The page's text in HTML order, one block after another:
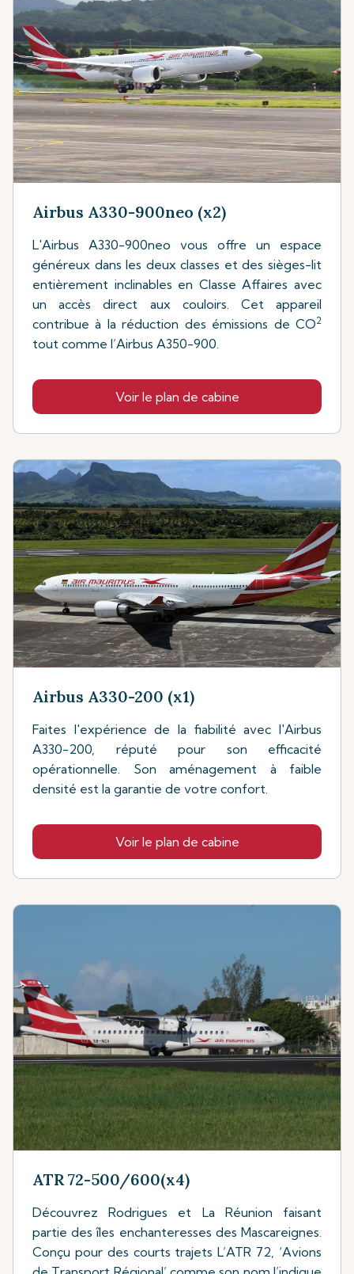
Airbus A330-900neo (x2)
L'Airbus A330-900neo vous offre un espace
généreux dans les deux classes et des sièges-lit
entièrement inclinables en Classe Affaires avec
un accès direct aux couloirs. Cet appareil
contribue à la réduction des émissions de CO2
tout comme l’Airbus A350-900.
Voir le plan de cabine
Airbus A330-200 (x1)
Faites l'expérience de la fiabilité avec l'Airbus
A330-200, réputé pour son efficacité
opérationnelle. Son aménagement à faible
densité est la garantie de votre confort.
Voir le plan de cabine
ATR 72-500/600(x4)
Découvrez Rodrigues et La Réunion faisant
partie des îles enchanteresses des Mascareignes.
Conçu pour des courts trajets L’ATR 72, ‘Avions